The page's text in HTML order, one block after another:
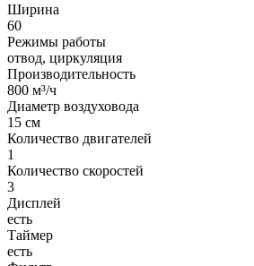
Ширина
60
Режимы работы
отвод, циркуляция
Производительность
800 м³/ч
Диаметр воздуховода
15 см
Количество двигателей
1
Количество скоростей
3
Дисплей
есть
Таймер
есть